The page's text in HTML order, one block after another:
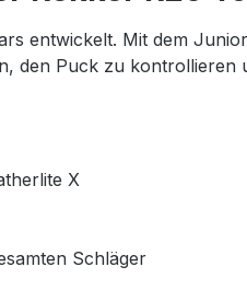
entwickelt. Mit dem
den Puck zu
X
Schläger